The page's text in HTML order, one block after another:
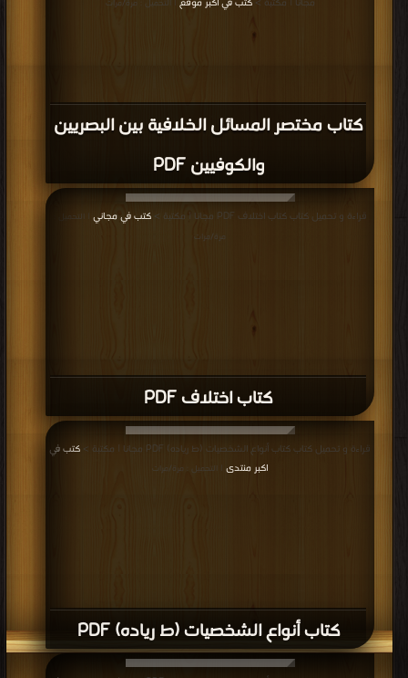
كتاب مختصر المسائل الخلافية بين البصريين
والكوفيين PDF
| التحميل : مرة/مرات
كتاب اختلاف PDF
قراءة و تحميل كتاب كتاب اختلاف PDF مجانا | مكتبة > كتب في مجاني | التحميل :
مرة/مرات
كتاب أنواع الشخصيات (ط رياده) PDF
قراءة و تحميل كتاب كتاب أنواع الشخصيات (ط رياده) PDF مجانا | مكتبة >
كتب في
اكبر منتدى
| التحميل : مرة/مرات